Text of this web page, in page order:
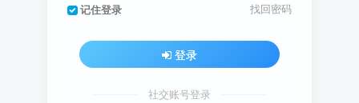
记住登录 找回密码
登录
社交账号登录